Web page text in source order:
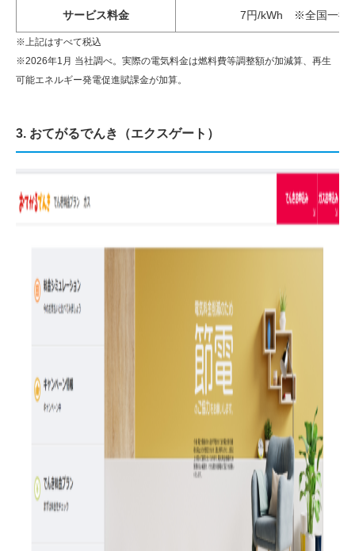
サービス料金 7円/kWh ※全国一律
※上記はすべて税込
※2026年1月 当社調べ。実際の電気料金は燃料費等調整額が加減算、再生
可能エネルギー発電促進賦課金が加算。
3. おてがるでんき（エクスゲート）